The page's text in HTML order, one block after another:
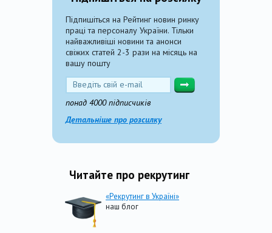
Підпишіться на Рейтинг новин ринку
праці та персоналу України. Тільки
найважливіші новини та анонси
свіжих статей 2-3 рази на місяць на
вашу пошту
понад 4000 підписчиків
Детальніше про розсилку
Читайте про рекрутинг
«Рекрутинг в Україні»
наш блог